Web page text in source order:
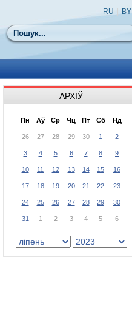
Пошук
RU BY
АРХІЎ
Пн Аў Ср Чц Пт Сб Нд
26 27 28 29 30 1 2
3 4 5 6 7 8 9
10 11 12 13 14 15 16
17 18 19 20 21 22 23
24 25 26 27 28 29 30
31 1 2 3 4 5 6